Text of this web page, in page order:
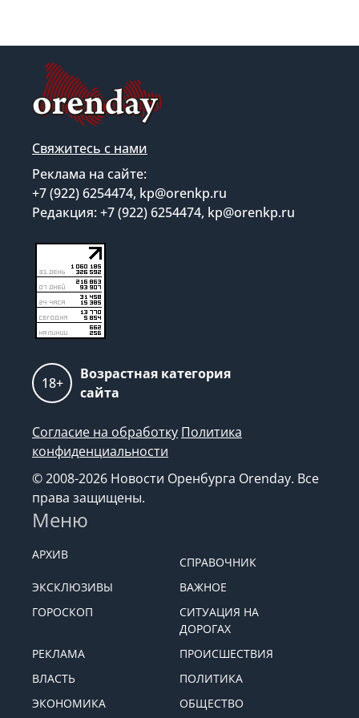
Свяжитесь с нами
Реклама на сайте:
+7 (922) 6254474, kp@orenkp.ru
Редакция: +7 (922) 6254474, kp@orenkp.ru
18+
Возрастная категория
сайта
Согласие на обработку Политика
конфиденциальности
© 2008-2026 Новости Оренбурга Orenday. Все
права защищены.
Меню
АРХИВ
СПРАВОЧНИК
ЭКСКЛЮЗИВЫ
ВАЖНОЕ
ГОРОСКОП
СИТУАЦИЯ НА
ДОРОГАХ
РЕКЛАМА
ПРОИСШЕСТВИЯ
ВЛАСТЬ
ПОЛИТИКА
ЭКОНОМИКА
ОБЩЕСТВО